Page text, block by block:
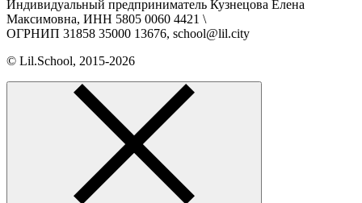
Индивидуальный предприниматель Кузнецова Елена
Максимовна, ИНН 5805 0060 4421 \
ОГРНИП 31858 35000 13676, school@lil.city
© Lil.School, 2015‐2026